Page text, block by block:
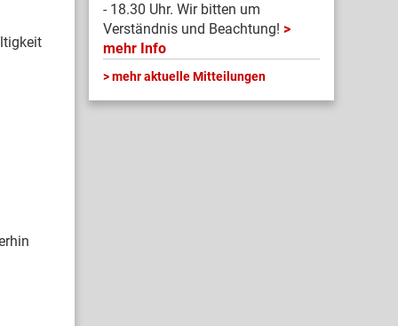
- 18.30 Uhr. Wir bitten um
Verständnis und Beachtung!
mehr Info
mehr aktuelle Mitteilungen